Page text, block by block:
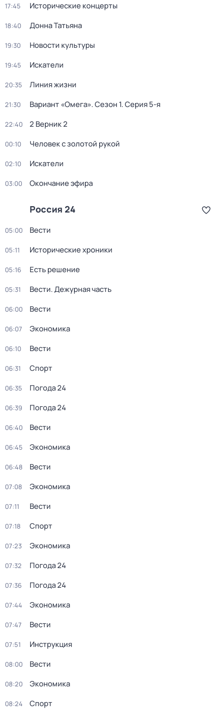
17:45 Исторические концерты
18:40 Донна Татьяна
19:30 Новости культуры
19:45 Искатели
20:35 Линия жизни
21:30 Вариант «Омега». Сезон 1. Серия 5-я
22:40 2 Верник 2
00:10 Человек с золотой рукой
02:10 Искатели
03:00 Окончание эфира
Россия 24
05:00 Вести
05:11 Исторические хроники
05:16 Есть решение
05:31 Вести. Дежурная часть
06:00 Вести
06:07 Экономика
06:10 Вести
06:31 Спорт
06:35 Погода 24
06:39 Погода 24
06:40 Вести
06:45 Экономика
06:48 Вести
07:08 Экономика
07:11 Вести
07:18 Спорт
07:23 Экономика
07:32 Погода 24
07:36 Погода 24
07:44 Экономика
07:47 Вести
07:51 Инструкция
08:00 Вести
08:20 Экономика
08:24 Спорт